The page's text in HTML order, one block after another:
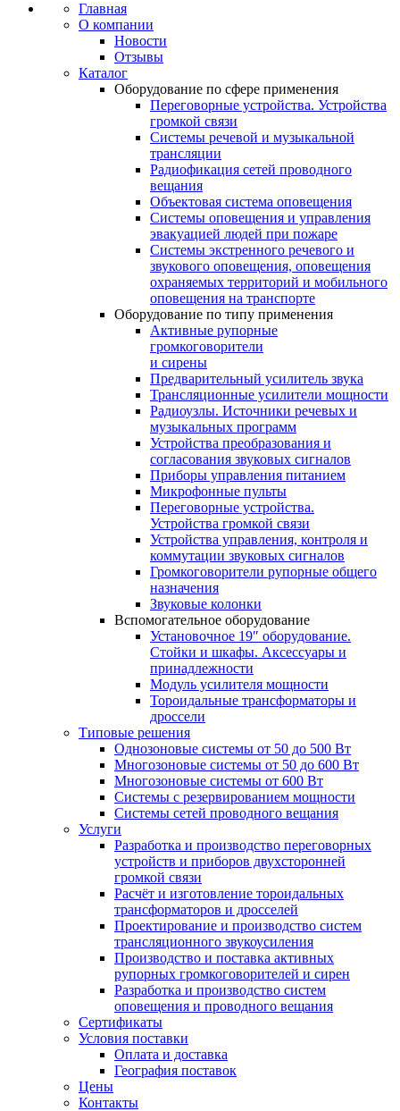
Главная
О компании
Новости
Отзывы
Каталог
Оборудование по сфере применения
Переговорные устройства. Устройства
громкой связи
Системы речевой и музыкальной
трансляции
Радиофикация сетей проводного
вещания
Объектовая система оповещения
Системы оповещения и управления
эвакуацией людей при пожаре
Системы экстренного речевого и
звукового оповещения, оповещения
охраняемых территорий и мобильного
оповещения на транспорте
Оборудование по типу применения
Активные рупорные
громкоговорители
и сирены
Предварительный усилитель звука
Трансляционные усилители мощности
Радиоузлы. Источники речевых и
музыкальных программ
Устройства преобразования и
согласования звуковых сигналов
Приборы управления питанием
Микрофонные пульты
Переговорные устройства.
Устройства громкой связи
Устройства управления, контроля и
коммутации звуковых сигналов
Громкоговорители рупорные общего
назначения
Звуковые колонки
Вспомогательное оборудование
Установочное 19″ оборудование.
Стойки и шкафы. Аксессуары и
принадлежности
Модуль усилителя мощности
Тороидальные трансформаторы и
дроссели
Типовые решения
Однозоновые системы от 50 до 500 Вт
Многозоновые системы от 50 до 600 Вт
Многозоновые системы от 600 Вт
Системы с резервированием мощности
Системы сетей проводного вещания
Услуги
Разработка и производство переговорных
устройств и приборов двухсторонней
громкой связи
Расчёт и изготовление тороидальных
трансформаторов и дросселей
Проектирование и производство систем
трансляционного звукоусиления
Производство и поставка активных
рупорных громкоговорителей и сирен
Разработка и производство систем
оповещения и проводного вещания
Сертификаты
Условия поставки
Оплата и доставка
География поставок
Цены
Контакты